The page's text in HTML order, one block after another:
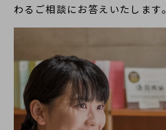
わるご相談にお答えいたします。